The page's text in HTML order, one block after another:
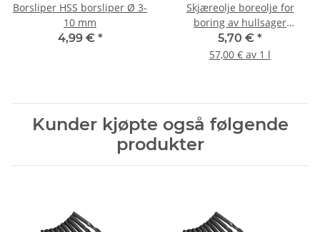
Borsliper HSS borsliper Ø 3-
10 mm
4,99 € *
Skjæreolje boreolje for
boring av hullsager
metallbor 100ml
5,70 € *
57,00 € av 1 l
Kunder kjøpte også følgende
produkter